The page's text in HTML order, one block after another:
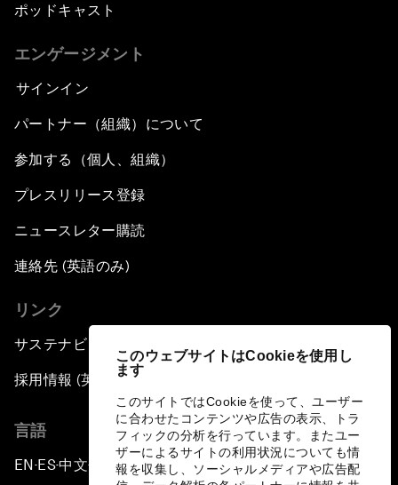
このウェブサイトはCookieを使用し
ます
このサイトではCookieを使って、ユーザー
に合わせたコンテンツや広告の表示、トラ
フィックの分析を行っています。またユー
ザーによるサイトの利用状況についても情
報を収集し、ソーシャルメディアや広告配
ポッドキャスト
エンゲージメント
サインイン
パートナー（組織）について
参加する（個人、組織）
プレスリリース登録
ニュースレター購読
連絡先 (英語のみ)
リンク
サステナビリティへの取り組み
採用情報 (英語のみ)
言語
EN ▪ES▪中文▪ 日本語